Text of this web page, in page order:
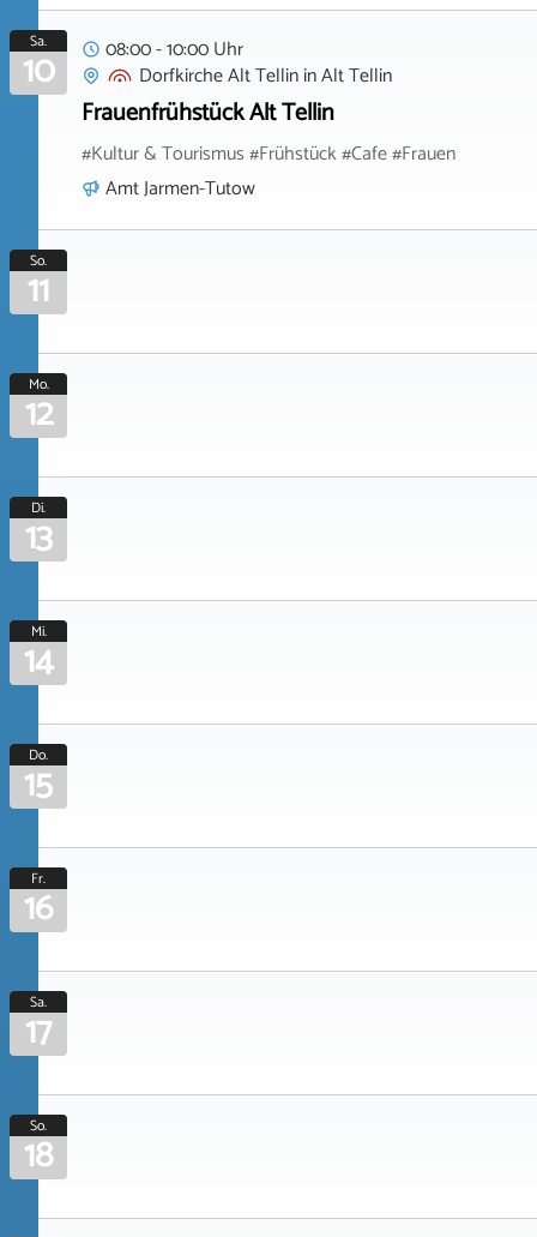
Sa.
10
08:00 - 10:00 Uhr
Dorfkirche Alt TellininAlt Tellin
Frauenfrühstück Alt Tellin
#Kultur & Tourismus #Frühstück #Cafe #Frauen
Amt Jarmen-Tutow
So.
11
Mo.
12
Di.
13
Mi.
14
Do.
15
Fr.
16
Sa.
17
So.
18